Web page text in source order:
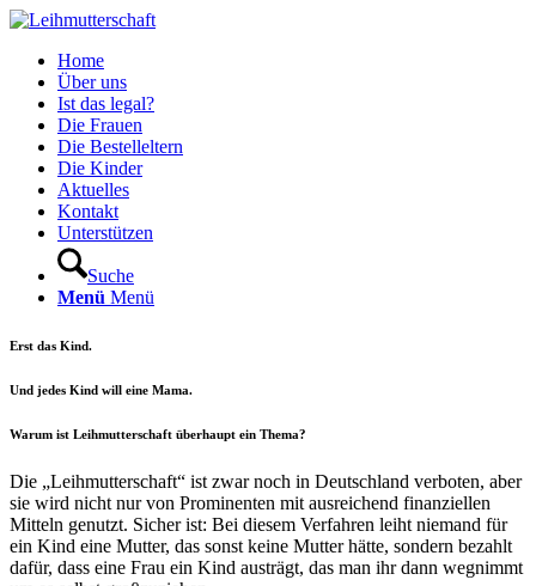
Home
Über uns
Ist das legal?
Die Frauen
Die Bestelleltern
Die Kinder
Aktuelles
Kontakt
Unterstützen
Suche
Menü Menü
Erst das Kind.
Und jedes Kind will eine Mama.
Warum ist Leihmutterschaft überhaupt ein Thema?
Die „Leihmutterschaft“ ist zwar noch in Deutschland verboten, aber
sie wird nicht nur von Prominenten mit ausreichend finanziellen
Mitteln genutzt. Sicher ist: Bei diesem Verfahren leiht niemand für
ein Kind eine Mutter, das sonst keine Mutter hätte, sondern bezahlt
dafür, dass eine Frau ein Kind austrägt, das man ihr dann wegnimmt